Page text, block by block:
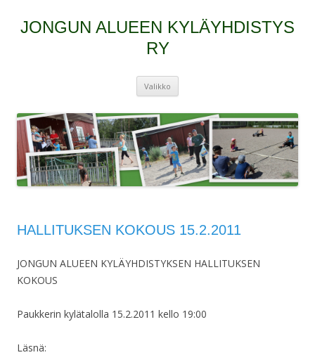
JONGUN ALUEEN KYLÄYHDISTYS
RY
Valikko
HALLITUKSEN KOKOUS 15.2.2011
JONGUN ALUEEN KYLÄYHDISTYKSEN HALLITUKSEN
KOKOUS
Paukkerin kylätalolla 15.2.2011 kello 19:00
Läsnä: